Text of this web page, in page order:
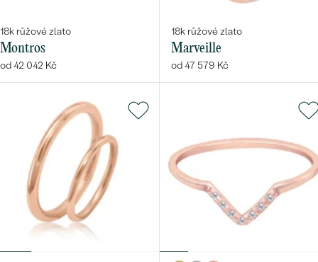
18k růžové zlato
Montros
od 42 042 Kč
18k růžové zlato
Marveille
od 47 579 Kč